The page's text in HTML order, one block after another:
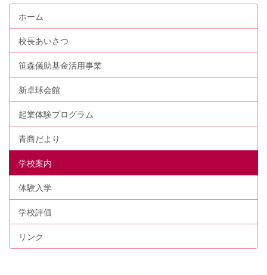
ホーム
校長あいさつ
笹森儀助基金活用事業
新卓球会館
起業体験プログラム
青商だより
学校案内
体験入学
学校評価
リンク